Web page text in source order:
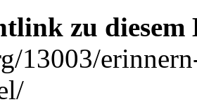
zu
13003/